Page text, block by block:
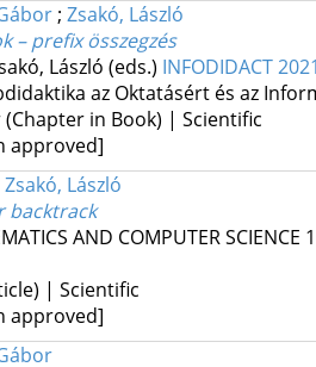
; Zsakó, László
– prefix összegzés
László (eds.) INFODIDACT
az Oktatásért és az
in Book) | Scientific
approved]
Zsakó, László
backtrack
AND COMPUTER SCIENCE
| Scientific
approved]